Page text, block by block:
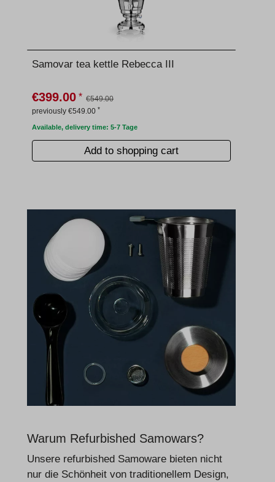
Samovar tea kettle Rebecca III
€399.00 * €549.00
previously €549.00 *
Available, delivery time: 5-7 Tage
Add to shopping cart
Warum Refurbished Samowars?
Unsere refurbished Samoware bieten nicht
nur die Schönheit von traditionellem Design,